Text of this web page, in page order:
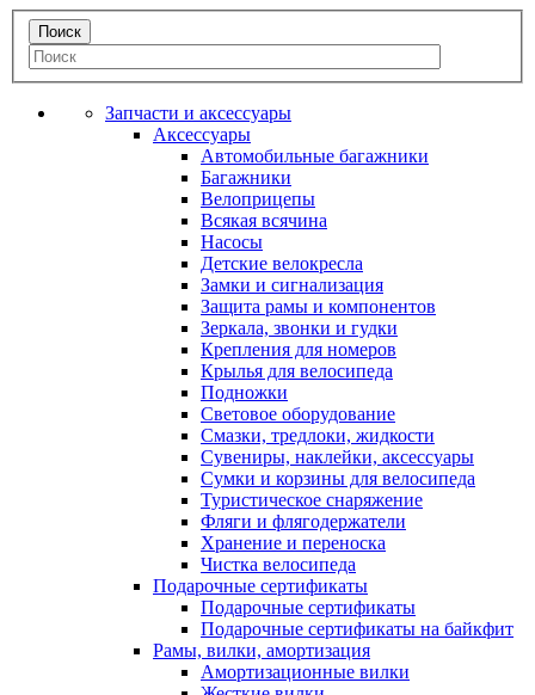
Запчасти и аксессуары
Аксессуары
Автомобильные багажники
Багажники
Велоприцепы
Всякая всячина
Насосы
Детские велокресла
Замки и сигнализация
Защита рамы и компонентов
Зеркала, звонки и гудки
Крепления для номеров
Крылья для велосипеда
Подножки
Световое оборудование
Смазки, тредлоки, жидкости
Сувениры, наклейки, аксессуары
Сумки и корзины для велосипеда
Туристическое снаряжение
Фляги и флягодержатели
Хранение и переноска
Чистка велосипеда
Подарочные сертификаты
Подарочные сертификаты
Подарочные сертификаты на байкфит
Рамы, вилки, амортизация
Амортизационные вилки